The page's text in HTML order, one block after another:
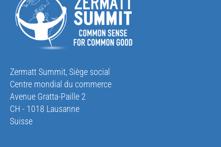
Zermatt Summit, Siège social
Centre mondial du commerce
Avenue Gratta-Paille 2
CH - 1018 Lausanne
Suisse